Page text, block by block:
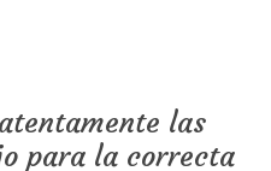
las
para la correcta